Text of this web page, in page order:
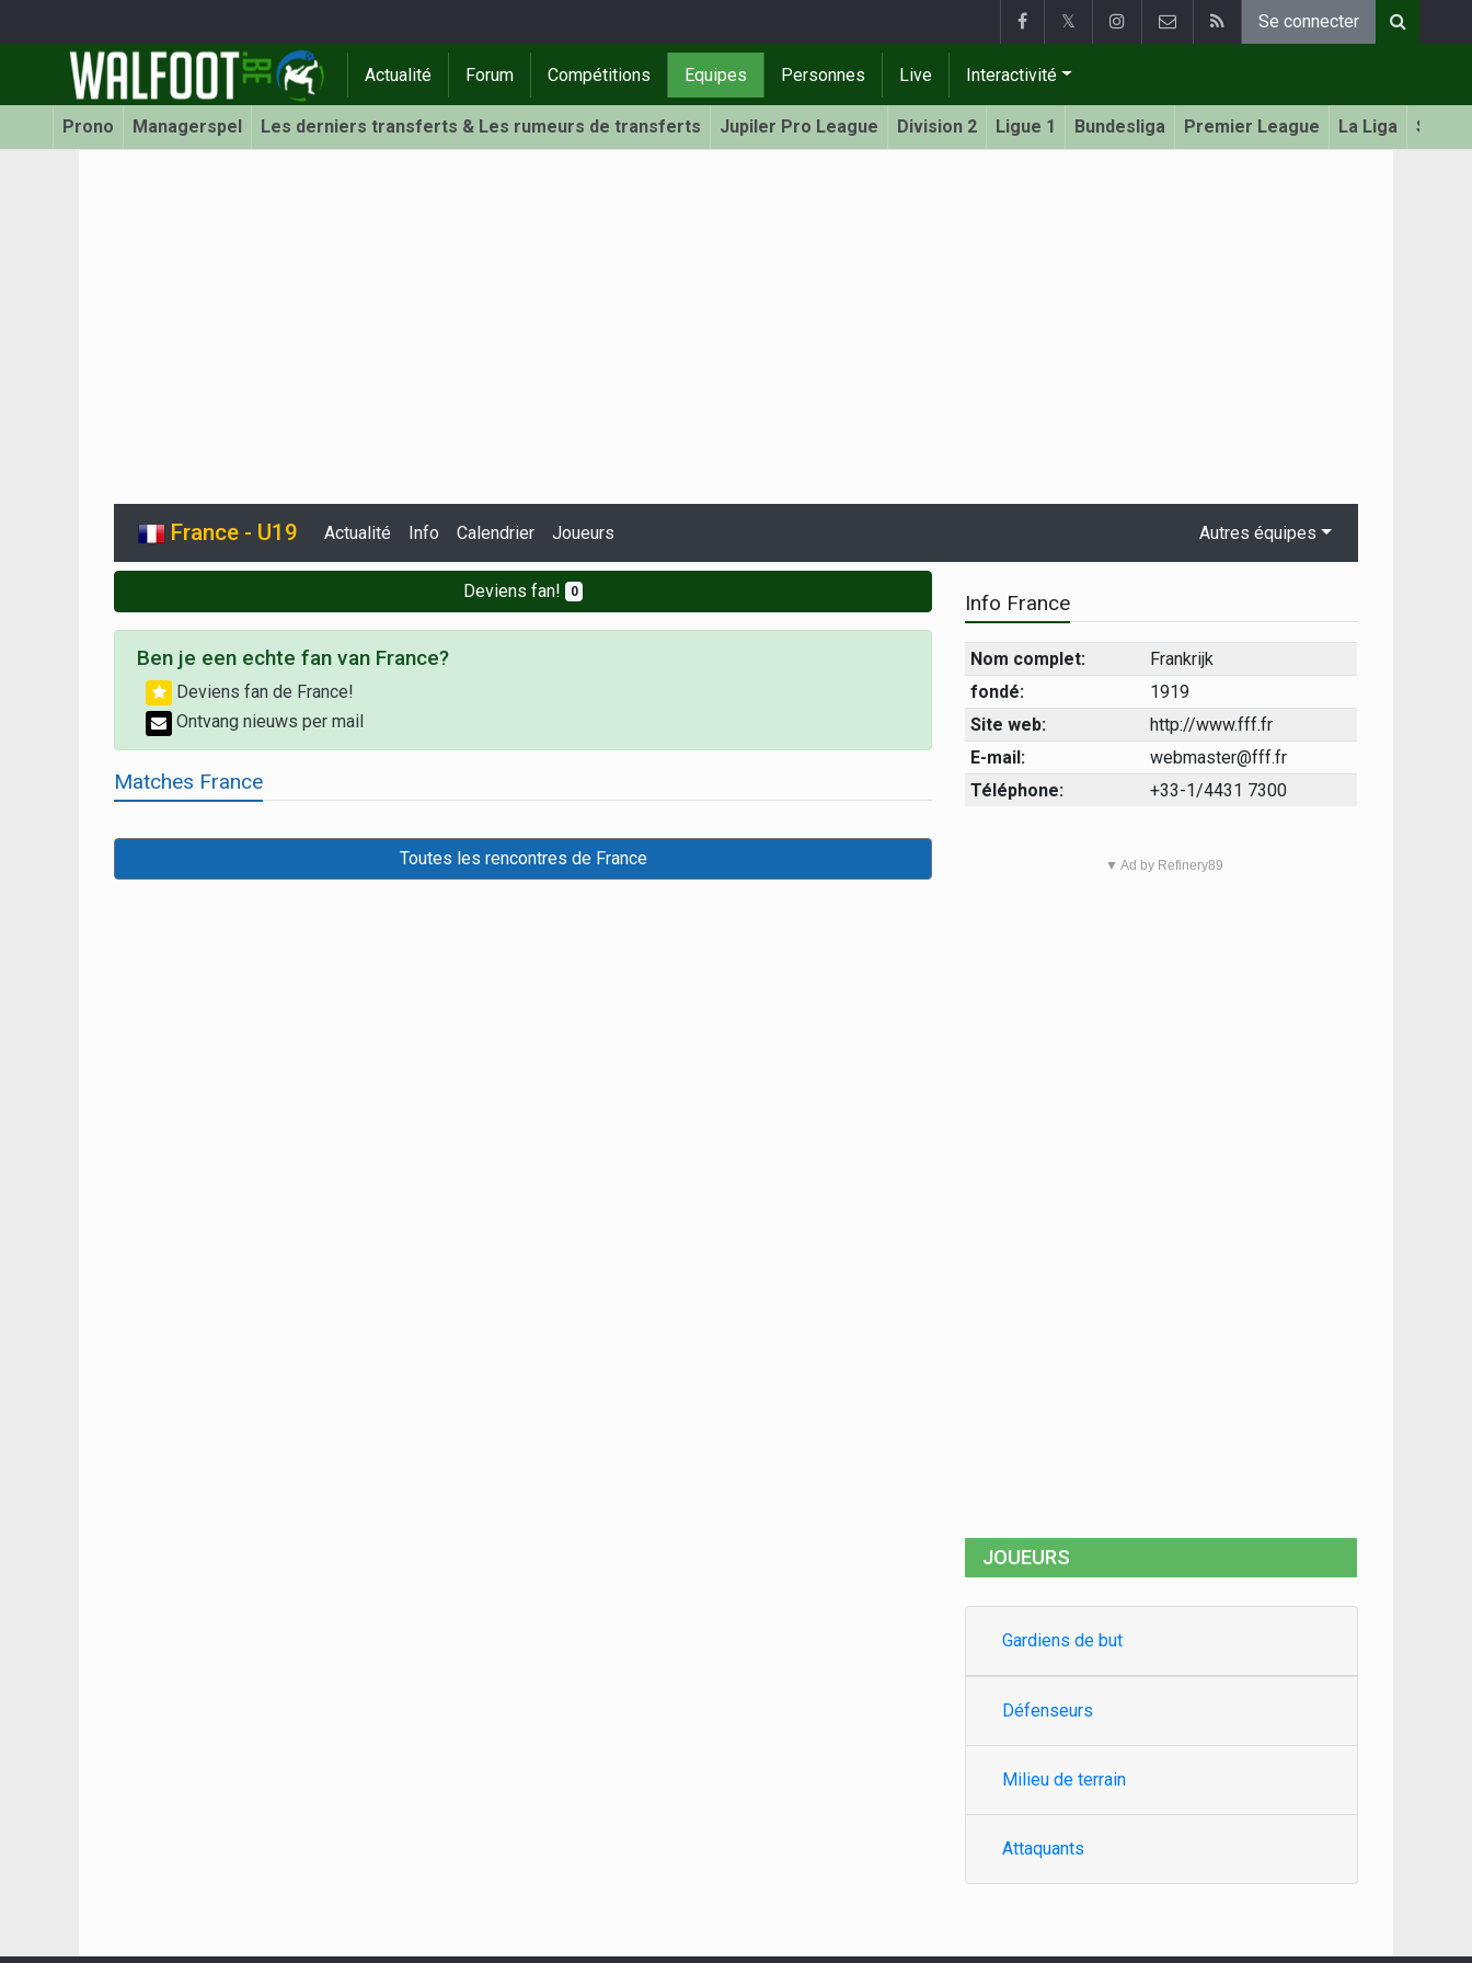
𝕏 Se connecter
Actualité Forum Compétitions Equipes Personnes Live Interactivité
Prono Managerspel Les derniers transferts & Les rumeurs de transferts Jupiler Pro League Division 2 Ligue 1 Bundesliga Premier League La Liga Serie
France - U19 Actualité Info Calendrier Joueurs Autres équipes
Deviens fan! 0
Ben je een echte fan van France?
Deviens fan de France!
Ontvang nieuws per mail
Matches France
Toutes les rencontres de France
Info France
Nom complet:
Frankrijk
fondé:
1919
Site web:
http://www.fff.fr
E-mail:
webmaster@fff.fr
Téléphone:
+33-1/4431 7300
▼ Ad by Refinery89
JOUEURS
Gardiens de but
Défenseurs
Milieu de terrain
Attaquants